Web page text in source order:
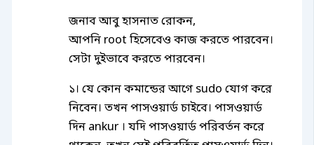
জনাব আবু হাসনাত রোকন,
আপনি root হিসেবেও কাজ করতে পারবেন।
সেটা দুইভাবে করতে পারবেন।
১। যে কোন কমান্ডের আগে sudo যোগ করে
নিবেন। তখন পাসওয়ার্ড চাইবে। পাসওয়ার্ড
দিন ankur । যদি পাসওয়ার্ড পরিবর্তন করে